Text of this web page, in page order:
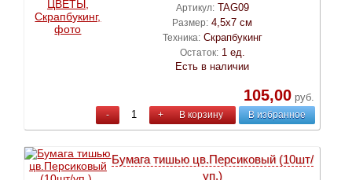
Артикул: TAG09
Размер: 4,5х7 см
Техника: Скрапбукинг
Остаток: 1 ед.
Есть в наличии
105,00руб.
- + В корзину В избранное
Бумага тишью цв.Персиковый (10шт/
уп.)